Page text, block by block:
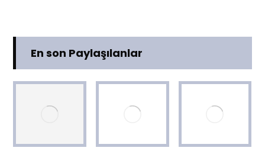
En son Paylaşılanlar